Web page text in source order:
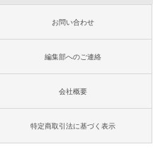
お問い合わせ
編集部へのご連絡
会社概要
特定商取引法に基づく表示